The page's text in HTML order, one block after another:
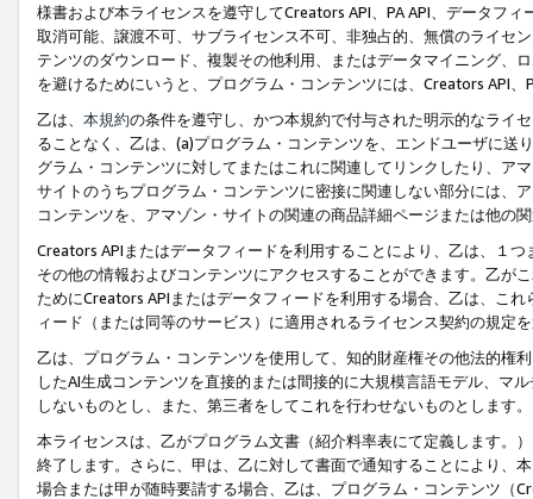
様書および本ライセンスを遵守してCreators API、PA API、データフ
取消可能、譲渡不可、サブライセンス不可、非独占的、無償のライセ
テンツのダウンロード、複製その他利用、またはデータマイニング、
を避けるためにいうと、プログラム・コンテンツには、Creators API
乙は、 本規約の条件を遵守し、かつ本規約で付与された明示的なライ
ることなく、乙は、(a)プログラム・コンテンツを、エンドユーザに
グラム・コンテンツに対してまたはこれに関連してリンクしたり、ア
サイトのうちプログラム・コンテンツに密接に関連しない部分には、
コンテンツを、アマゾン・サイトの関連の商品詳細ページまたは他の
Creators APIまたはデータフィードを利用することにより、乙は、１
その他の情報およびコンテンツにアクセスすることができます。乙が
ためにCreators APIまたはデータフィードを利用する場合、乙は、こ
ィード（または同等のサービス）に適用されるライセンス契約の規定
乙は、プログラム・コンテンツを使用して、知的財産権その他法的権
したAI生成コンテンツを直接的または間接的に大規模言語モデル、マ
しないものとし、また、第三者をしてこれを行わせないものとします。
本ライセンスは、乙がプログラム文書（紹介料率表にて定義します。
終了します。さらに、甲は、乙に対して書面で通知することにより、
場合または甲が随時要請する場合、乙は、プログラム・コンテンツ（